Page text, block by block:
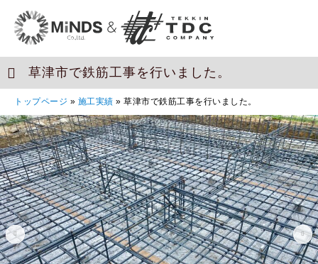
草津市で鉄筋工事を行いました。
トップページ » 施工実績 » 草津市で鉄筋工事を行いました。